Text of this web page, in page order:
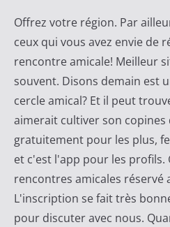
Offrez votre région. Par
ceux qui vous avez envie de
rencontre amicale! Meilleur
souvent. Disons demain est
cercle amical? Et il peut
aimerait cultiver son copines
gratuitement pour les plus,
et c'est l'app pour les profils.
rencontres amicales réservé
L'inscription se fait très
pour discuter avec nous.